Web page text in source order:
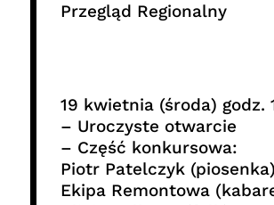
Przegląd Regionalny
19 kwietnia (środa) godz.
– Uroczyste otwarcie
– Część konkursowa:
Piotr Patelczyk (piosenka)
Ekipa Remontowa